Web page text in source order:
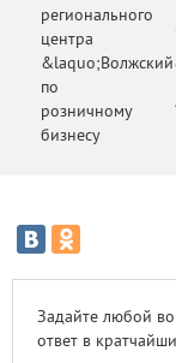
Задайте любой
ответ в